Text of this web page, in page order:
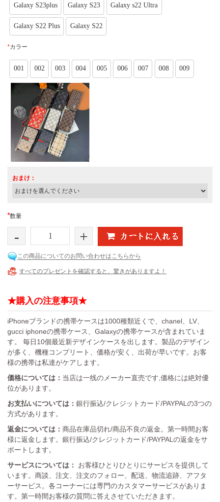
Galaxy S23plus Galaxy S23 Galaxy s22 Ultra
Galaxy S22 Plus Galaxy S22
*カラー
001 002 003 004 005 006 007 008 009
おまけ：
*数量
- +
この商品についてのお問い合わせはこちらから
すべてのプレゼントを確認すると、驚きがありますよ！
★購入の注意事項★
iPhoneブランドの携帯ケースは1000種類近くで、chanel、LV、
gucci iphoneの携帯ケース、Galaxyの携帯ケースが含まれていま
す。 毎日10個最近新デザインケースを出します。製品のデザイン
が多く、機種コンプリート、価格が安く、出荷が早いです。お客
様の携帯は私達がケアします。
価格については： 当店は一线のメーカー直売です,価格には絶対優
位があります。
お支払いについては： 銀行振込/クレジットカード/PAYPALの3つの
方式があります。
返金については： 商品在庫品切れ/商品不良の返金。第一時間お客
様に返金します。銀行振込/クレジットカード/PAYPALの返金をサ
ポートします。
サービスについては：
お客様ひとりひとりにサービスを提供して
います。商談、注文、注文のフォロー、配送、物流追跡、アフタ
ーサービス。各コーナーには専門のカスタマーサービスがありま
す。第一時間お客様の質問に答えさせていただきます。